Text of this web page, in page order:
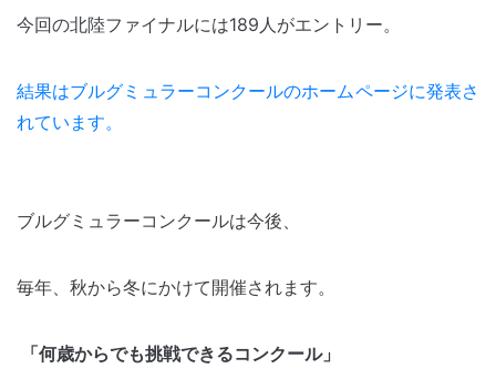
今回の北陸ファイナルには189人がエントリー。
結果はブルグミュラーコンクールのホームページに発表さ
れています。
ブルグミュラーコンクールは今後、
毎年、秋から冬にかけて開催されます。
「何歳からでも挑戦できるコンクール」